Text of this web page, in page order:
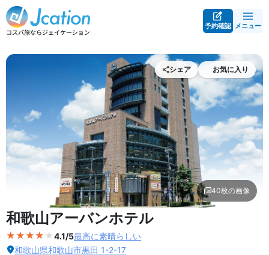
予約確認 メニュー
外観の写真を拡大表示
シェア お気に入り
40枚の画像
和歌山アーバンホテル
4.1/5最高に素晴らしい
和歌山県和歌山市黒田 1-2-17